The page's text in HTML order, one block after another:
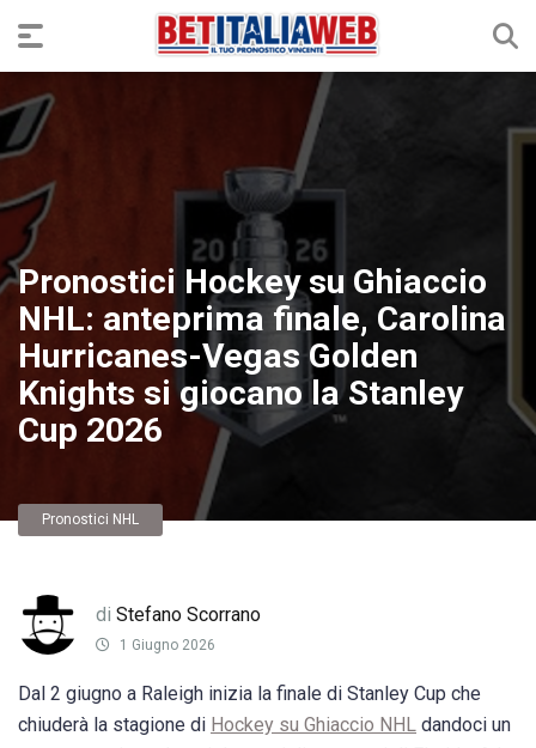
Pronostici Hockey su Ghiaccio
NHL: anteprima finale, Carolina
Hurricanes-Vegas Golden
Knights si giocano la Stanley
Cup 2026
Pronostici NHL
di Stefano Scorrano
1 Giugno 2026
Dal 2 giugno a Raleigh inizia la finale di Stanley Cup che
chiuderà la stagione di Hockey su Ghiaccio NHL dandoci un